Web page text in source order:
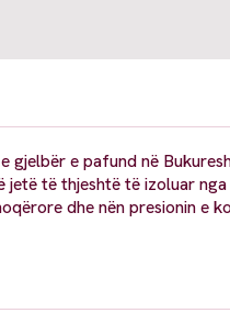
e pafund në
të thjeshtë të izoluar
dhe nën presionin e